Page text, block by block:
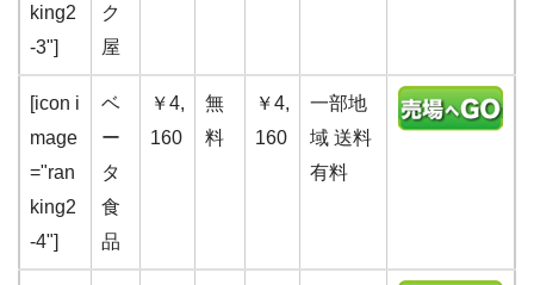
king2
-3"]
ク
屋
[icon i
mage
="ran
king2
-4"]
ベ
ー
タ
食
品
￥4,
160
無
料
￥4,
160
一部地
域 送料
有料